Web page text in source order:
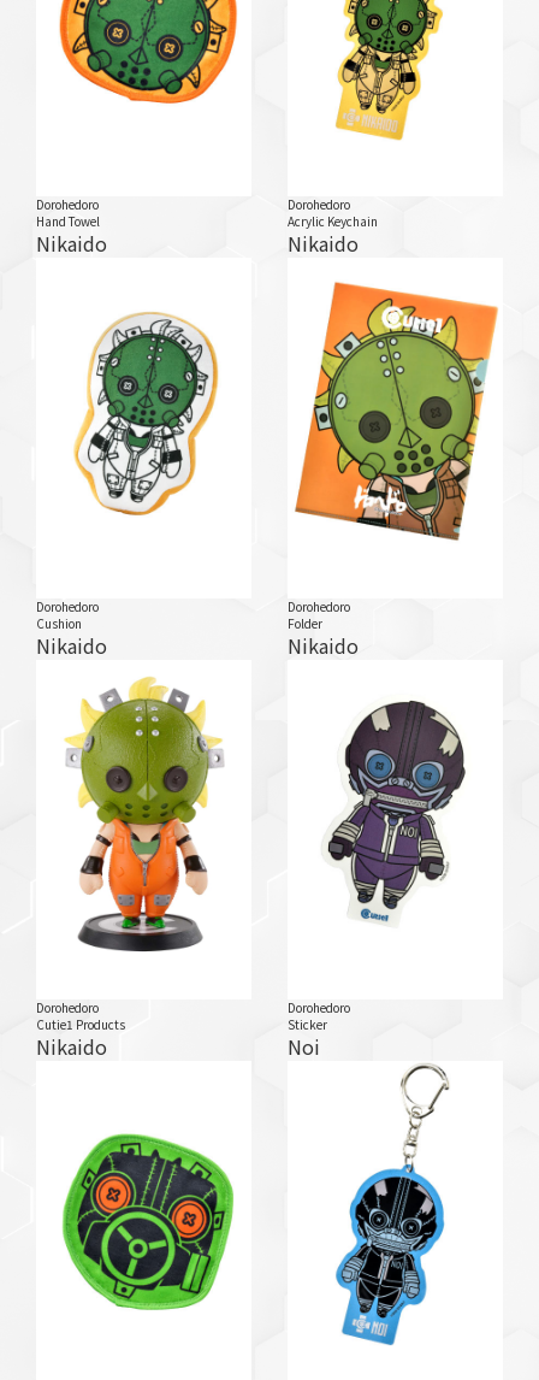
Dorohedoro
Hand Towel
Nikaido
Dorohedoro
Acrylic Keychain
Nikaido
Dorohedoro
Cushion
Nikaido
Dorohedoro
Folder
Nikaido
Dorohedoro
Cutie1 Products
Nikaido
Dorohedoro
Sticker
Noi